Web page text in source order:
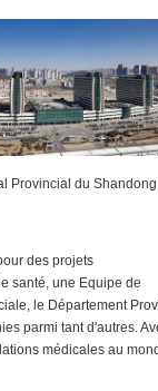
Provincial du Shandong
des projets
santé, une Equipe de
le Département
parmi tant d'autres.
médicales au